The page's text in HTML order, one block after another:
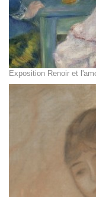
Exposition Renoir et